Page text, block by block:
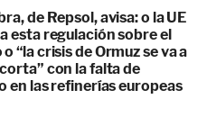
de Repsol, avisa: o la UE
esta regulación sobre el
“la crisis de Ormuz se va a
con la falta de
en las refinerías europeas